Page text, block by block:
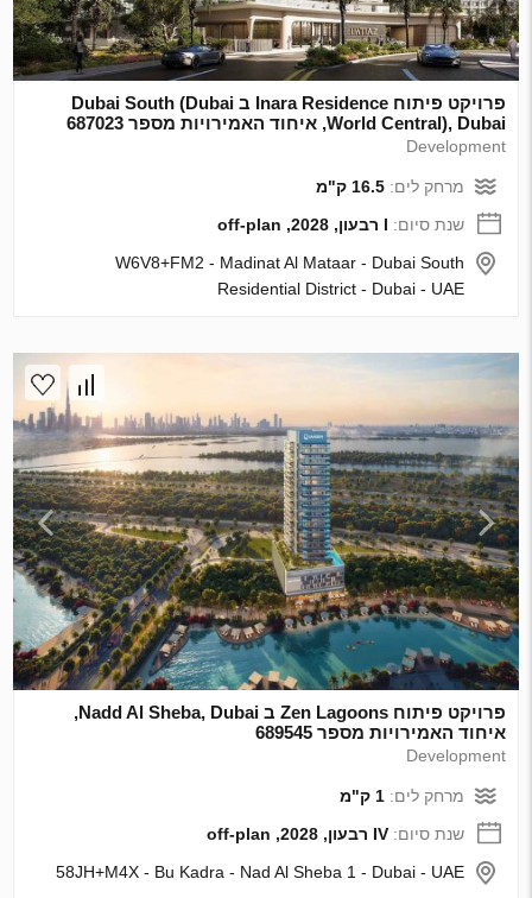
פרויקט פיתוח Inara Residence ב Dubai South (Dubai
World Central), Dubai, איחוד האמירויות מספר 687023
Development
מרחק לים:16.5 ק"מ
שנת סיום: I רבעון, 2028, off-plan
W6V8+FM2 - Madinat Al Mataar - Dubai South
Residential District - Dubai - UAE
פרויקט פיתוח Zen Lagoons ב Nadd Al Sheba, Dubai,
איחוד האמירויות מספר 689545
Development
מרחק לים:1 ק"מ
שנת סיום:IV רבעון, 2028, off-plan
58JH+M4X - Bu Kadra - Nad Al Sheba 1 - Dubai - UAE